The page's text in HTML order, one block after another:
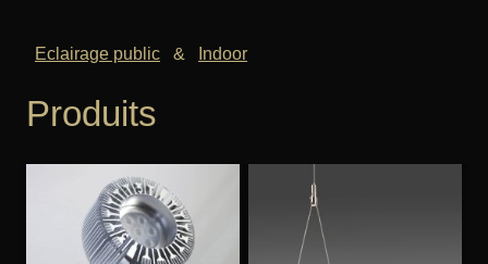
Eclairage public & Indoor
Produits